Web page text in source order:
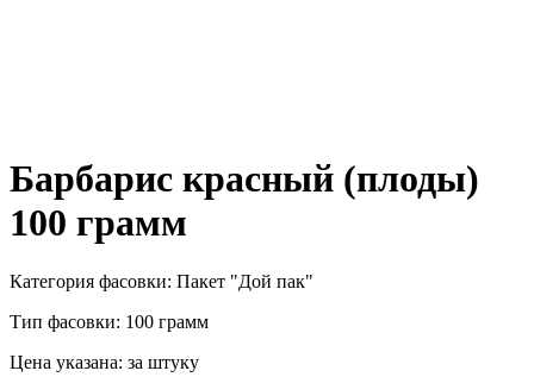
Барбарис красный (плоды)
100 грамм
Категория фасовки: Пакет "Дой пак"
Тип фасовки: 100 грамм
Цена указана: за штуку